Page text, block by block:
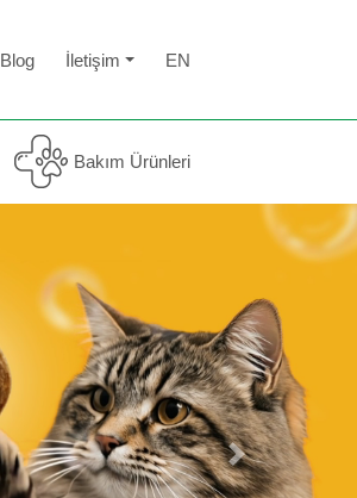
Blog İletişim EN
Bakım Ürünleri
Next